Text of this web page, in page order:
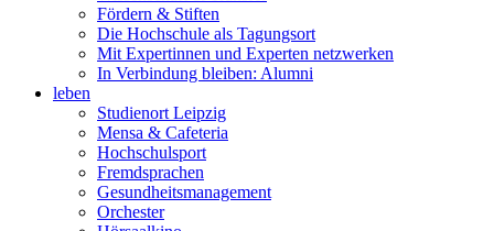
Fördern & Stiften
Die Hochschule als Tagungsort
Mit Expertinnen und Experten netzwerken
In Verbindung bleiben: Alumni
leben
Studienort Leipzig
Mensa & Cafeteria
Hochschulsport
Fremdsprachen
Gesundheitsmanagement
Orchester